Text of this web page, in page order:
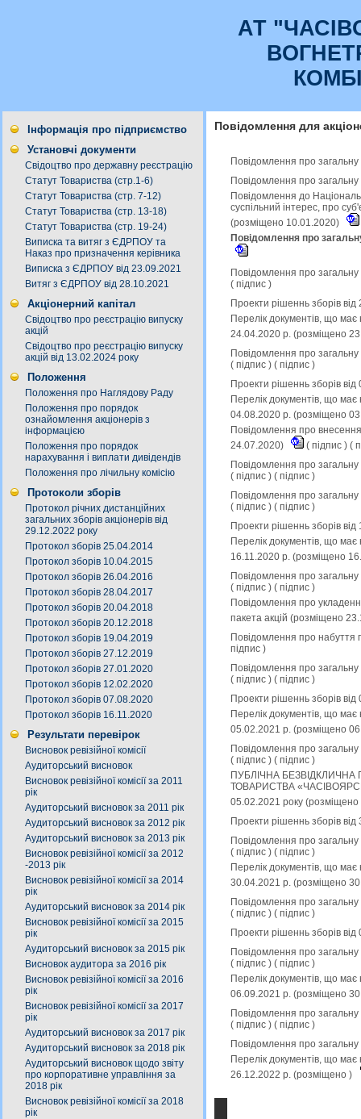
АТ
Інформація про підприємство
Установчі документи
Свідоцтво про державну реєстрацію
Статут Товариства (стр.1-6)
Статут Товариства (стр. 7-12)
Статут Товариства (стр. 13-18)
Статут Товариства (стр. 19-24)
Виписка та витяг з ЄДРПОУ та
Наказ про призначення керівника
Виписка з ЄДРПОУ від 23.09.2021
Витяг з ЄДРПОУ від 28.10.2021
Акціонерний капітал
Свідоцтво про реєстрацію випуску
акцій
Свідоцтво про реєстрацію випуску
акцій від 13.02.2024 року
Положення
Положення про Наглядову Раду
Положення про порядок
ознайомлення акціонерів з
інформацією
Положення про порядок
нарахування і виплати дивідендів
Положення про лічильну комісію
Протоколи зборів
Протокол річних дистанційних
загальних зборів акціонерів від
29.12.2022 року
Протокол зборів 25.04.2014
Протокол зборів 10.04.2015
Протокол зборів 26.04.2016
Протокол зборів 28.04.2017
Протокол зборів 20.04.2018
Протокол зборів 20.12.2018
Протокол зборів 19.04.2019
Протокол зборів 27.12.2019
Протокол зборів 27.01.2020
Протокол зборів 12.02.2020
Протокол зборів 07.08.2020
Протокол зборів 16.11.2020
Результати перевірок
Висновок ревізійної комісії
Аудиторський висновок
Висновок ревізійної комісії за 2011
рік
Аудиторський висновок за 2011 рік
Аудиторський висновок за 2012 рік
Аудиторський висновок за 2013 рік
Висновок ревізійної комісії за 2012
-2013 рік
Висновок ревізійної комісії за 2014
рік
Аудиторський висновок за 2014 рік
Висновок ревізійної комісії за 2015
рік
Аудиторський висновок за 2015 рік
Висновок аудитора за 2016 рік
Висновок ревізійної комісії за 2016
рік
Висновок ревізійної комісії за 2017
рік
Аудиторський висновок за 2017 рік
Аудиторський висновок за 2018 рік
Аудиторський висновок щодо звіту
про корпоративне управління за
2018 рік
Висновок ревізійної комісії за 2018
рік
Повідомлення для
Повідомлення про
Повідомлення про
Повідомлення до
суспільний інтерес, про
(розміщено 10.01.2020)
Повідомлення про
Повідомлення про
( підпис )
Проекти рішеннь зборів
Перелік документів, що має
24.04.2020 р. (розміщено
Повідомлення про
( підпис ) ( підпис )
Проекти рішеннь зборів
Перелік документів, що має
04.08.2020 р. (розміщено
Повідомлення про
24.07.2020)
( підпис ) (
Повідомлення про
( підпис ) ( підпис )
Повідомлення про
( підпис ) ( підпис )
Проекти рішеннь зборів
Перелік документів, що має
16.11.2020 р. (розміщено
Повідомлення про загальну
( підпис ) ( підпис )
Повідомлення про
пакета акцій (розміщено
Повідомлення про набуття
підпис )
Повідомлення про
( підпис ) ( підпис )
Проекти рішеннь зборів
Перелік документів, що має
05.02.2021 р. (розміщено
Повідомлення про
( підпис ) ( підпис )
ПУБЛІЧНА БЕЗВІДКЛИЧНА
ТОВАРИСТВА
05.02.2021 року
Проекти рішеннь зборів
Повідомлення про
( підпис ) ( підпис )
Перелік документів, що має
30.04.2021 р. (розміщено
Повідомлення про
( підпис ) ( підпис )
Проекти рішеннь зборів
Повідомлення про
( підпис ) ( підпис )
Перелік документів, що має
06.09.2021 р. (розміщено
Повідомлення про
( підпис ) ( підпис )
Повідомлення про загальну
Перелік документів, що має
26.12.2022 р. (розміщено )